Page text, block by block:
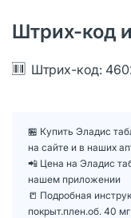
Штрих-код
Штрих-код:
🏪 Купить Эладис
на сайте и в наших
📲 Цена на Эладис
нашем приложении
📒 Подробная
покрыт.плен.об. 40